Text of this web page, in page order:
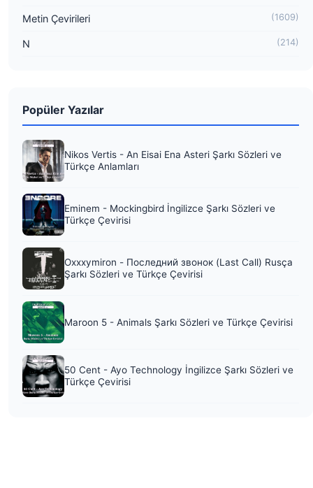
Metin Çevirileri (1609)
N (214)
Popüler Yazılar
Nikos Vertis - An Eisai Ena Asteri Şarkı Sözleri ve
Türkçe Anlamları
Eminem - Mockingbird İngilizce Şarkı Sözleri ve
Türkçe Çevirisi
Oxxxymiron - Последний звонок (Last Call) Rusça
Şarkı Sözleri ve Türkçe Çevirisi
Maroon 5 - Animals Şarkı Sözleri ve Türkçe Çevirisi
50 Cent - Ayo Technology İngilizce Şarkı Sözleri ve
Türkçe Çevirisi